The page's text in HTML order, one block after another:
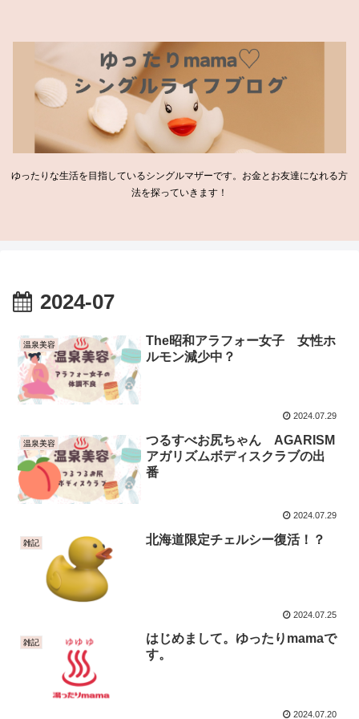
ゆったりな生活を目指しているシングルマザーです。お金とお友達になれる方
法を探っていきます！
2024-07
温泉美容
The昭和アラフォー女子 女性ホ
ルモン減少中？
2024.07.29
温泉美容
つるすべお尻ちゃん AGARISM
アガリズムボディスクラブの出
番
2024.07.29
雑記 北海道限定チェルシー復活！？
2024.07.25
雑記
はじめまして。ゆったりmamaで
す。
2024.07.20